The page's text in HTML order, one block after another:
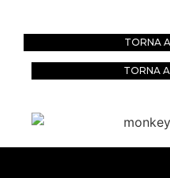
TORNA
TORNA